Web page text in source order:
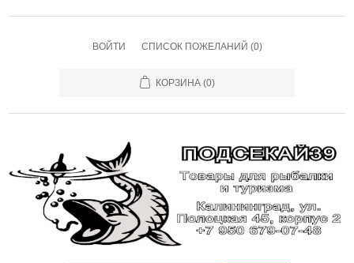
ВОЙТИ СПИСОК ПОЖЕЛАНИЙ (0)
КОРЗИНА (0)